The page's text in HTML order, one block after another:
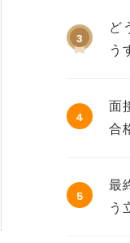
3
ど
う
4
面
合
5
最
う